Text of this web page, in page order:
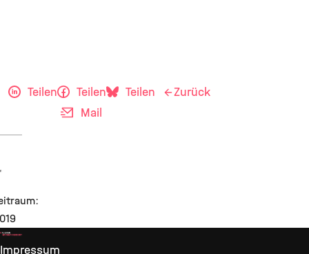
Teilen Teilen
Teilen
Mail
Zurück
Impressum